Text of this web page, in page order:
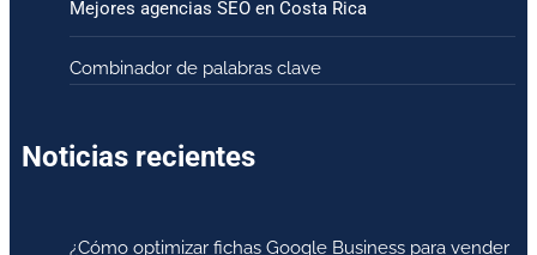
Mejores agencias SEO en Costa Rica
Combinador de palabras clave
Noticias recientes
¿Cómo optimizar fichas Google Business para vender